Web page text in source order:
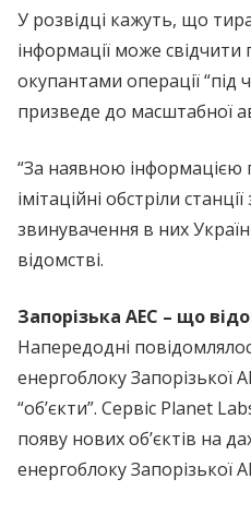
У розвідці кажуть, що
інформації може свідчити
окупантами операції
призведе до масштабної
“За наявною інформацією
імітаційні обстріли
звинувачення в них
відомстві.
Запорізька АЕС – що
Напередодні
енергоблоку Запорізької
“об’єкти”. Сервіс Planet
появу нових об’єктів на
енергоблоку Запорізької